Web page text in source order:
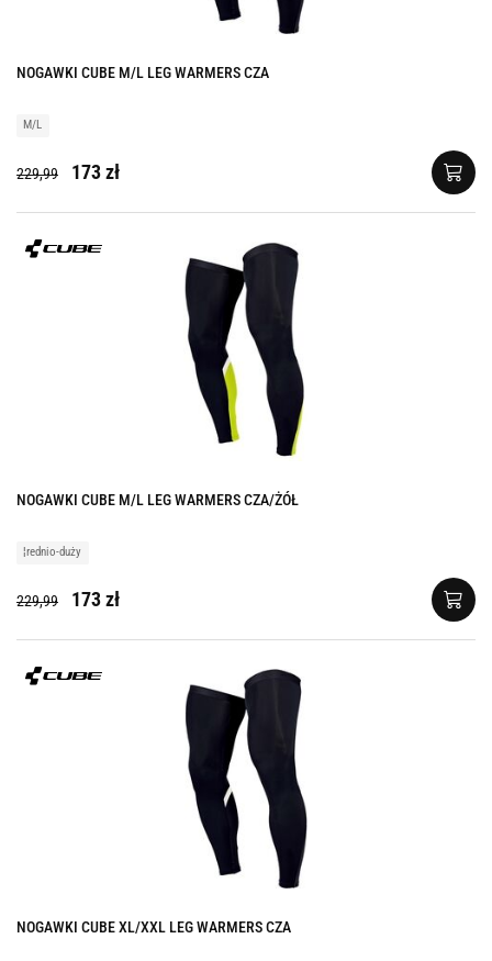
NOGAWKI CUBE M/L LEG WARMERS CZA
M/L
229,99 173 zł
NOGAWKI CUBE M/L LEG WARMERS CZA/ŻÓŁ
¦rednio-duży
229,99 173 zł
NOGAWKI CUBE XL/XXL LEG WARMERS CZA